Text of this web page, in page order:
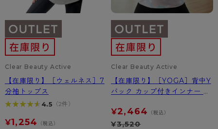
Clear Beauty Active
【在庫限り】［ウェルネス］7
分袖トップス
★★★★★
★★★★★ 4.5 （2件）
¥1,254 （税込）
Clear Beauty Active
【在庫限り】［YOGA］背中Y
バック カップ付きインナー ペ
¥2,464 （税込）
¥3,520